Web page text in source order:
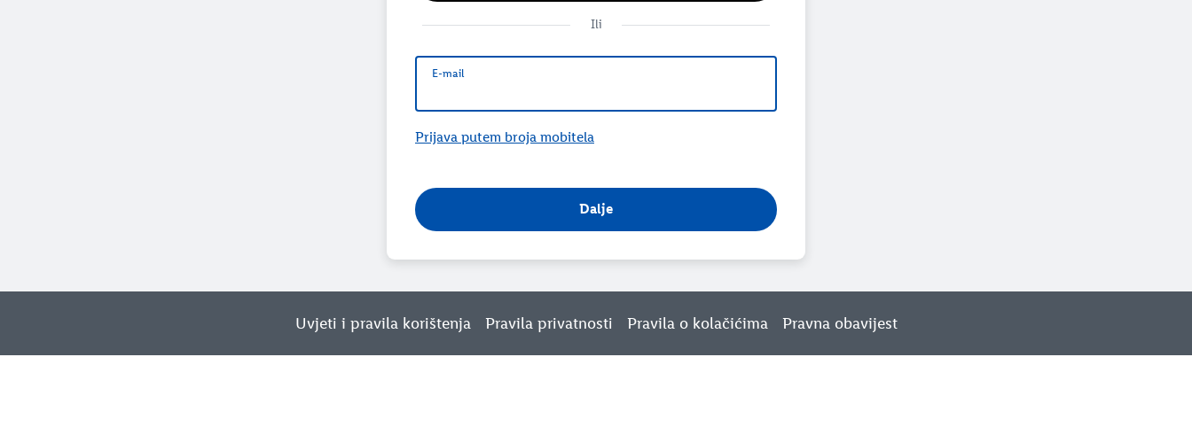
Ili
E-mail
E-mail
Prijava putem broja mobitela
Dalje
Uvjeti i pravila korištenja Pravila privatnosti Pravila o kolačićima Pravna obavijest